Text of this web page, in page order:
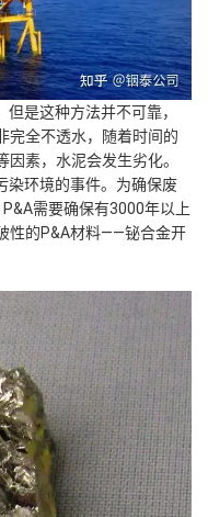
是这种方法并不可靠，
完全不透水，随着时间的
素，水泥会发生劣化。
染环境的事件。为确保废
需要确保有3000年以上
性的P&A材料——铋合金开